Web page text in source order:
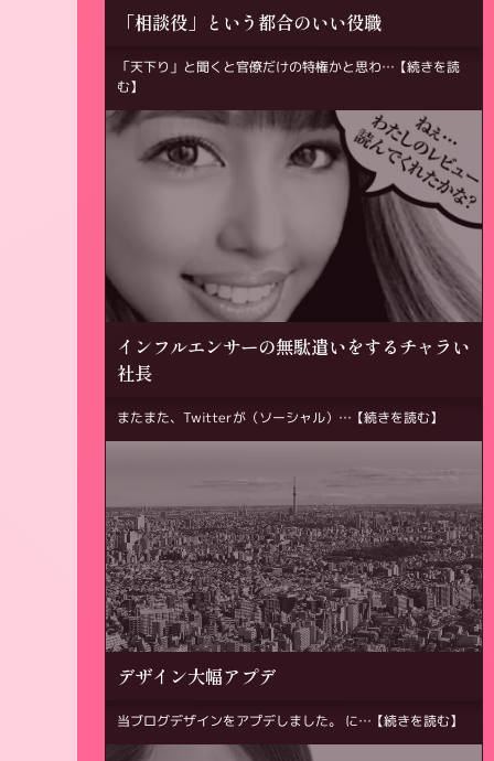
「相談役」という都合のいい役職
「天下り」と聞くと官僚だけの特権かと思わ… 【続きを読
む】
インフルエンサーの無駄遣いをするチャラい
社長
またまた、Twitterが（ソーシャル）…【続きを読む】
デザイン大幅アプデ
当ブログデザインをアプデしました。 に…【続きを読む】